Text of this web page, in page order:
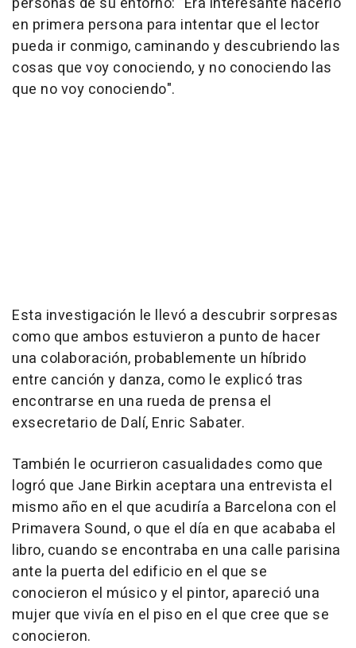
en primera persona para intentar que el lector
pueda ir conmigo, caminando y descubriendo las
cosas que voy conociendo, y no conociendo las
que no voy conociendo".
Esta investigación le llevó a descubrir sorpresas
como que ambos estuvieron a punto de hacer
una colaboración, probablemente un híbrido
entre canción y danza, como le explicó tras
encontrarse en una rueda de prensa el
exsecretario de Dalí, Enric Sabater.
También le ocurrieron casualidades como que
logró que Jane Birkin aceptara una entrevista el
mismo año en el que acudiría a Barcelona con el
Primavera Sound, o que el día en que acababa el
libro, cuando se encontraba en una calle parisina
ante la puerta del edificio en el que se
conocieron el músico y el pintor, apareció una
mujer que vivía en el piso en el que cree que se
conocieron.